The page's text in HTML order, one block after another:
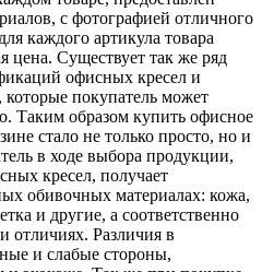
с фотографией отличного
каждого артикула товара
цена. Существует так же ряд
офисных кресел и
которые покупатель может
Таким образом купить офисное
стало не только просто, но и
в ходе выбора продукции,
кресел, получает
обивочных материалах: кожа,
и другие, а соответственно
отличиях. Различия в
и слабые стороны,